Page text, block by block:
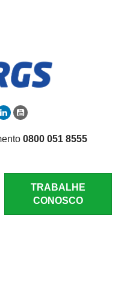
0800 051 8555
TRABALHE
CONOSCO